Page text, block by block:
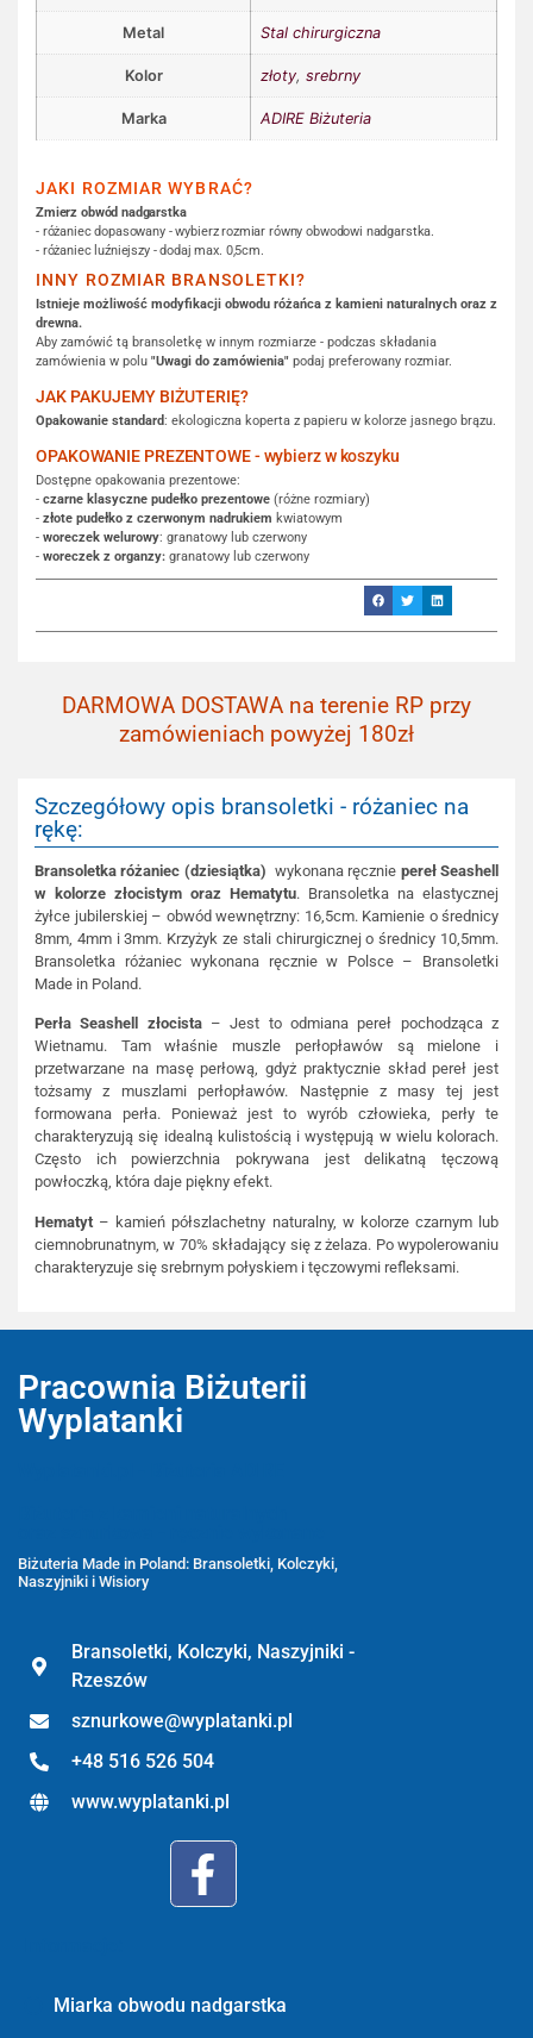
Metal Stal chirurgiczna
Kolor złoty, srebrny
Marka ADIRE Biżuteria
JAKI ROZMIAR WYBRAĆ?
Zmierz obwód nadgarstka
- różaniec dopasowany - wybierz rozmiar równy obwodowi nadgarstka.
- różaniec luźniejszy - dodaj max. 0,5cm.
INNY ROZMIAR BRANSOLETKI?
Istnieje możliwość modyfikacji obwodu różańca z kamieni naturalnych oraz z
drewna.
Aby zamówić tą bransoletkę w innym rozmiarze - podczas składania
zamówienia w polu "Uwagi do zamówienia" podaj preferowany rozmiar.
JAK PAKUJEMY BIŻUTERIĘ?
Opakowanie standard: ekologiczna koperta z papieru w kolorze jasnego brązu.
OPAKOWANIE PREZENTOWE - wybierz w koszyku
Dostępne opakowania prezentowe:
- czarne klasyczne pudełko prezentowe (różne rozmiary)
- złote pudełko z czerwonym nadrukiem kwiatowym
- woreczek welurowy: granatowy lub czerwony
- woreczek z organzy: granatowy lub czerwony
DARMOWA DOSTAWA na terenie RP przy
zamówieniach powyżej 180zł
Szczegółowy opis bransoletki - różaniec na
rękę:
Bransoletka różaniec (dziesiątka) wykonana ręcznie pereł Seashell
w kolorze złocistym oraz Hematytu. Bransoletka na elastycznej
żyłce jubilerskiej – obwód wewnętrzny: 16,5cm. Kamienie o średnicy
8mm, 4mm i 3mm. Krzyżyk ze stali chirurgicznej o średnicy 10,5mm.
Bransoletka różaniec wykonana ręcznie w Polsce – Bransoletki
Made in Poland.
Perła Seashell złocista – Jest to odmiana pereł pochodząca z
Wietnamu. Tam właśnie muszle perłopławów są mielone i
przetwarzane na masę perłową, gdyż praktycznie skład pereł jest
tożsamy z muszlami perłopławów. Następnie z masy tej jest
formowana perła. Ponieważ jest to wyrób człowieka, perły te
charakteryzują się idealną kulistością i występują w wielu kolorach.
Często ich powierzchnia pokrywana jest delikatną tęczową
powłoczką, która daje piękny efekt.
Hematyt – kamień półszlachetny naturalny, w kolorze czarnym lub
ciemnobrunatnym, w 70% składający się z żelaza. Po wypolerowaniu
charakteryzuje się srebrnym połyskiem i tęczowymi refleksami.
Pracownia Biżuterii
Wyplatanki
Biżuteria Made in Poland: Bransoletki, Kolczyki,
Naszyjniki i Wisiory
Bransoletki, Kolczyki, Naszyjniki -
Rzeszów
sznurkowe@wyplatanki.pl
+48 516 526 504
www.wyplatanki.pl
Miarka obwodu nadgarstka